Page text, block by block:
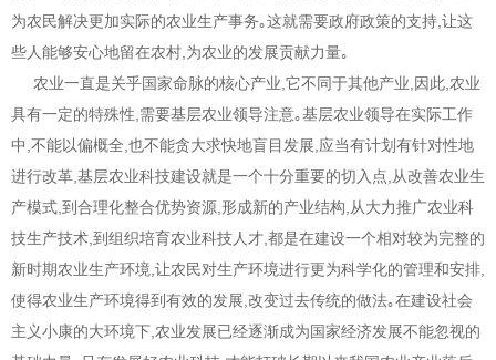
为农民解决更加实际的农业生产事务｡这就需要政府政策的支持,让这
些人能够安心地留在农村,为农业的发展贡献力量｡
农业一直是关乎国家命脉的核心产业,它不同于其他产业,因此,农业
具有一定的特殊性,需要基层农业领导注意｡基层农业领导在实际工作
中,不能以偏概全,也不能贪大求快地盲目发展,应当有计划有针对性地
进行改革,基层农业科技建设就是一个十分重要的切入点,从改善农业生
产模式,到合理化整合优势资源,形成新的产业结构,从大力推广农业科
技生产技术,到组织培育农业科技人才,都是在建设一个相对较为完整的
新时期农业生产环境,让农民对生产环境进行更为科学化的管理和安排,
使得农业生产环境得到有效的发展,改变过去传统的做法｡在建设社会
主义小康的大环境下,农业发展已经逐渐成为国家经济发展不能忽视的